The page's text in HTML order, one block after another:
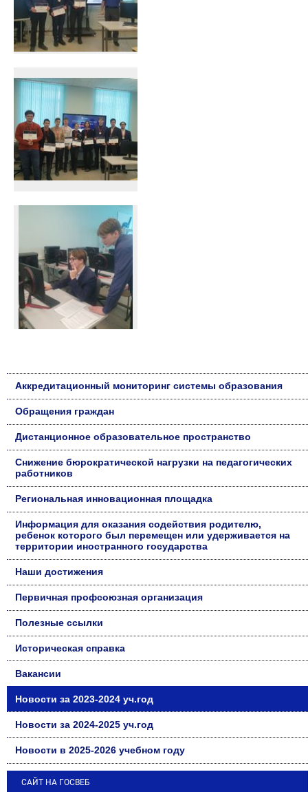
Аккредитационный мониторинг системы образования
Обращения граждан
Дистанционное образовательное пространство
Снижение бюрократической нагрузки на педагогических
работников
Региональная инновационная площадка
Информация для оказания содействия родителю,
ребенок которого был перемещен или удерживается на
территории иностранного государства
Наши достижения
Первичная профсоюзная организация
Полезные ссылки
Историческая справка
Вакансии
Новости за 2023-2024 уч.год
Новости за 2024-2025 уч.год
Новости в 2025-2026 учебном году
САЙТ НА ГОСВЕБ